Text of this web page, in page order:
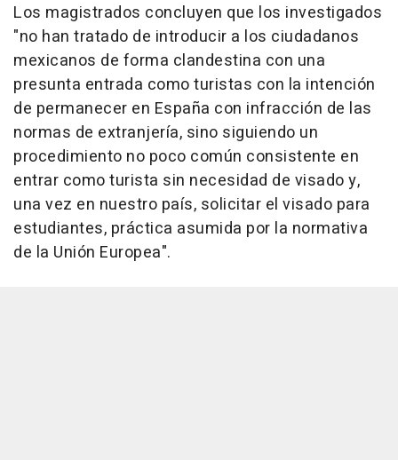
Los magistrados concluyen que los investigados
"no han tratado de introducir a los ciudadanos
mexicanos de forma clandestina con una
presunta entrada como turistas con la intención
de permanecer en España con infracción de las
normas de extranjería, sino siguiendo un
procedimiento no poco común consistente en
entrar como turista sin necesidad de visado y,
una vez en nuestro país, solicitar el visado para
estudiantes, práctica asumida por la normativa
de la Unión Europea".